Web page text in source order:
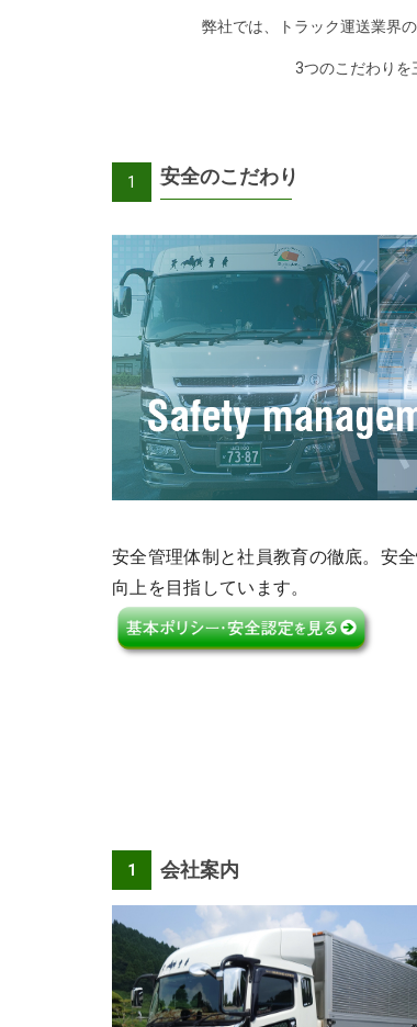
弊社では、トラック運送業界
3つのこだわり
1 安全のこだわり
安全管理体制と社員教育の徹底。 安
向上を目指しています。
1 会社案内